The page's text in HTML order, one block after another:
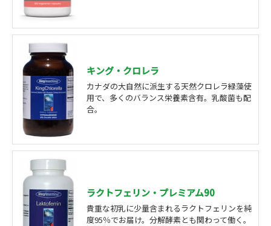
キング・クロレラ
カナダの大自然に派生する天然クロレラ緑藻使
用で、多くのバランス栄養素含有。乳酸菌も配
合。
ラクトフェリン・プレミアム90
貴重な初乳に少量含まれるラクトフェリンを純
度95％でお届け。分解酵素とも関わって働く。